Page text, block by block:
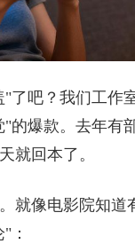
了吧？我们工作
的爆款。去年有
就回本了。
就像电影院知
：